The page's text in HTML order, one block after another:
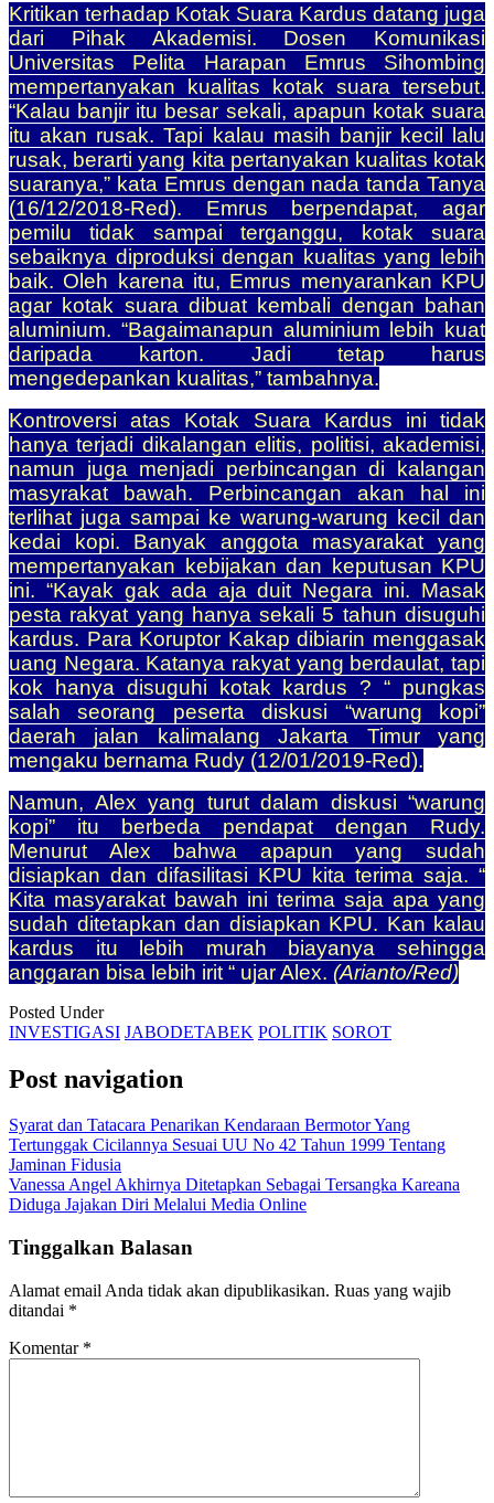
Kritikan terhadap Kotak Suara Kardus datang juga
dari Pihak Akademisi. Dosen Komunikasi
Universitas Pelita Harapan Emrus Sihombing
mempertanyakan kualitas kotak suara tersebut.
“Kalau banjir itu besar sekali, apapun kotak suara
itu akan rusak. Tapi kalau masih banjir kecil lalu
rusak, berarti yang kita pertanyakan kualitas kotak
suaranya,” kata Emrus dengan nada tanda Tanya
(16/12/2018-Red). Emrus berpendapat, agar
pemilu tidak sampai terganggu, kotak suara
sebaiknya diproduksi dengan kualitas yang lebih
baik. Oleh karena itu, Emrus menyarankan KPU
agar kotak suara dibuat kembali dengan bahan
aluminium. “Bagaimanapun aluminium lebih kuat
daripada karton. Jadi tetap harus
mengedepankan kualitas,” tambahnya.
Kontroversi atas Kotak Suara Kardus ini tidak
hanya terjadi dikalangan elitis, politisi, akademisi,
namun juga menjadi perbincangan di kalangan
masyrakat bawah. Perbincangan akan hal ini
terlihat juga sampai ke warung-warung kecil dan
kedai kopi. Banyak anggota masyarakat yang
mempertanyakan kebijakan dan keputusan KPU
ini. “Kayak gak ada aja duit Negara ini. Masak
pesta rakyat yang hanya sekali 5 tahun disuguhi
kardus. Para Koruptor Kakap dibiarin menggasak
uang Negara. Katanya rakyat yang berdaulat, tapi
kok hanya disuguhi kotak kardus ? “ pungkas
salah seorang peserta diskusi “warung kopi”
daerah jalan kalimalang Jakarta Timur yang
mengaku bernama Rudy (12/01/2019-Red).
Namun, Alex yang turut dalam diskusi “warung
kopi” itu berbeda pendapat dengan Rudy.
Menurut Alex bahwa apapun yang sudah
disiapkan dan difasilitasi KPU kita terima saja. “
Kita masyarakat bawah ini terima saja apa yang
sudah ditetapkan dan disiapkan KPU. Kan kalau
kardus itu lebih murah biayanya sehingga
anggaran bisa lebih irit “ ujar Alex. (Arianto/Red)
Posted Under
INVESTIGASI JABODETABEK POLITIK SOROT
Post navigation
Syarat dan Tatacara Penarikan Kendaraan Bermotor Yang
Tertunggak Cicilannya Sesuai UU No 42 Tahun 1999 Tentang
Jaminan Fidusia
Vanessa Angel Akhirnya Ditetapkan Sebagai Tersangka Kareana
Diduga Jajakan Diri Melalui Media Online
Tinggalkan Balasan
Alamat email Anda tidak akan dipublikasikan. Ruas yang wajib
ditandai *
Komentar *